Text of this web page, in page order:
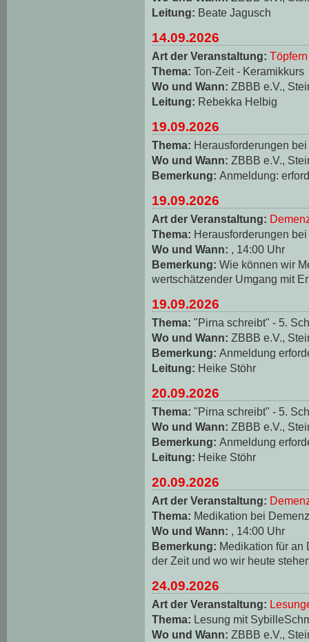
Leitung: Beate Jagusch
14.09.2026
Art der Veranstaltung: Töpfern
Thema: Ton-Zeit - Keramikkurs
Wo und Wann: ZBBB e.V.,
Leitung: Rebekka Helbig
19.09.2026
Thema: Herausforderungen
Wo und Wann: ZBBB e.V.,
Bemerkung: Anmeldung:
19.09.2026
Art der Veranstaltung:
Thema: Herausforderungen
Wo und Wann:
, 14:00 Uhr
Bemerkung: Wie können wir
wertschätzender Umgang mit
19.09.2026
Thema: "Pirna schreibt" - 5.
Wo und Wann: ZBBB e.V.,
Bemerkung: Anmeldung
Leitung: Heike Stöhr
20.09.2026
Thema: "Pirna schreibt" - 5.
Wo und Wann: ZBBB e.V.,
Bemerkung: Anmeldung
Leitung: Heike Stöhr
20.09.2026
Art der Veranstaltung:
Thema: Medikation bei Demenz
Wo und Wann:
, 14:00 Uhr
Bemerkung: Medikation für an
der Zeit und wo wir heute
24.09.2026
Art der Veranstaltung:
Thema: Lesung mit
Wo und Wann: ZBBB e.V.,